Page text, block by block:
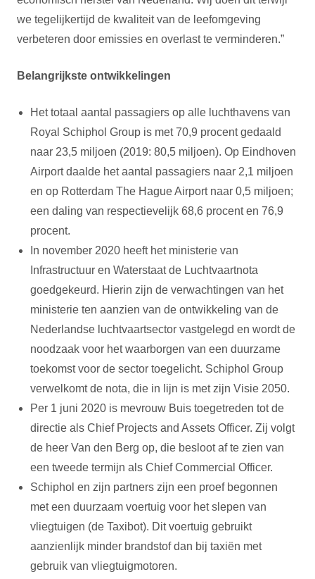
we tegelijkertijd de kwaliteit van de leefomgeving
verbeteren door emissies en overlast te verminderen.”
Belangrijkste ontwikkelingen
Het totaal aantal passagiers op alle luchthavens van
Royal Schiphol Group is met 70,9 procent gedaald
naar 23,5 miljoen (2019: 80,5 miljoen). Op Eindhoven
Airport daalde het aantal passagiers naar 2,1 miljoen
en op Rotterdam The Hague Airport naar 0,5 miljoen;
een daling van respectievelijk 68,6 procent en 76,9
procent.
In november 2020 heeft het ministerie van
Infrastructuur en Waterstaat de Luchtvaartnota
goedgekeurd. Hierin zijn de verwachtingen van het
ministerie ten aanzien van de ontwikkeling van de
Nederlandse luchtvaartsector vastgelegd en wordt de
noodzaak voor het waarborgen van een duurzame
toekomst voor de sector toegelicht. Schiphol Group
verwelkomt de nota, die in lijn is met zijn Visie 2050.
Per 1 juni 2020 is mevrouw Buis toegetreden tot de
directie als Chief Projects and Assets Officer. Zij volgt
de heer Van den Berg op, die besloot af te zien van
een tweede termijn als Chief Commercial Officer.
Schiphol en zijn partners zijn een proef begonnen
met een duurzaam voertuig voor het slepen van
vliegtuigen (de Taxibot). Dit voertuig gebruikt
aanzienlijk minder brandstof dan bij taxiën met
gebruik van vliegtuigmotoren.